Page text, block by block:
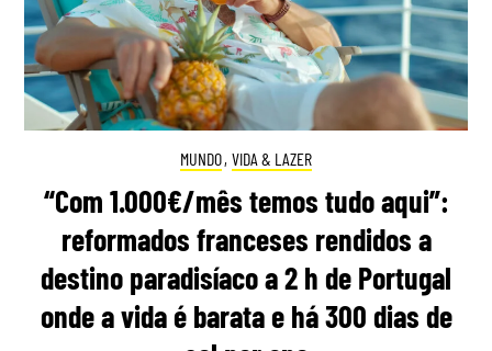
MUNDO, VIDA & LAZER
“Com 1.000€/mês temos tudo aqui”:
reformados franceses rendidos a
destino paradisíaco a 2 h de Portugal
onde a vida é barata e há 300 dias de